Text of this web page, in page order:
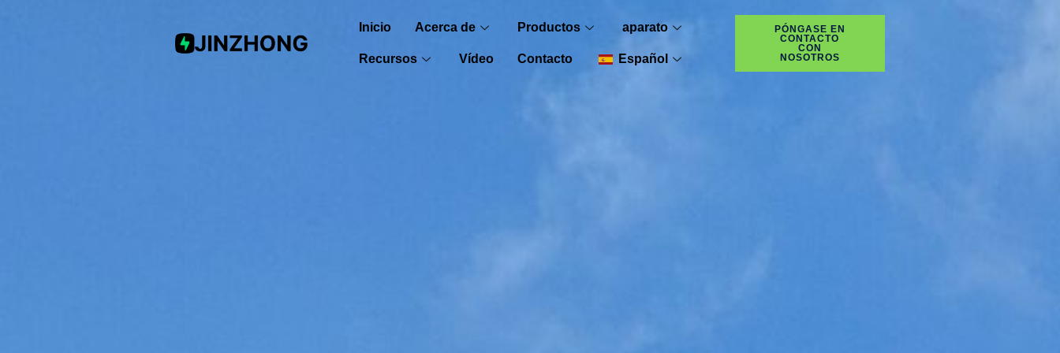
Inicio Acerca de Productos aparato
Recursos Vídeo Contacto Español
PÓNGASE EN
CONTACTO
CON
NOSOTROS